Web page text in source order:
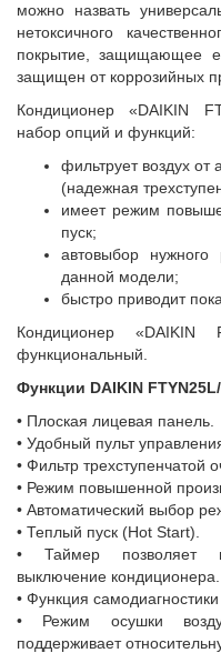
можно назвать
нетоксичного
покрытие, защищающее
защищен от коррозийных
Кондиционер «DAIKIN
набор опций и функций:
фильтрует воздух
(надежная
имеет режим
пуск;
автовыбор нужного
данной модели;
быстро приводит
Кондиционер «DAIKIN
функциональный.
Функции DAIKIN
• Плоская лицевая панель.
• Удобный пульт
• Фильтр трехступенчатой
• Режим повышенной
• Автоматический выбор
• Теплый пуск (Hot Start).
• Таймер позволяет
выключение кондиционера.
• Функция
• Режим осушки
поддерживает